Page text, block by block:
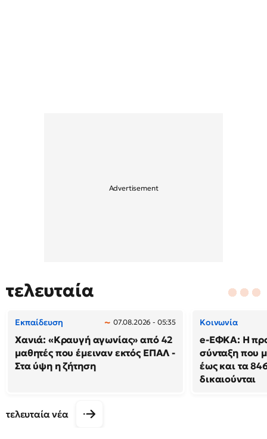
τελευταία
Εκπαίδευση 07.08.2026 - 05:35
Χανιά: «Κραυγή αγωνίας» από 42
μαθητές που έμειναν εκτός ΕΠΑΛ -
Στα ύψη η ζήτηση
Κοινωνία
e-ΕΦΚΑ: Η
σύνταξη που
έως και τα
δικαιούνται
τελευταία νέα